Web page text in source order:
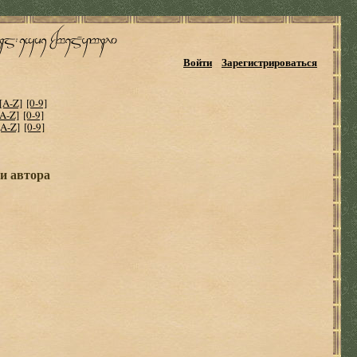
Войти Зарегистрироваться
Z] [0-9]
Z] [0-9]
Z] [0-9]
автора